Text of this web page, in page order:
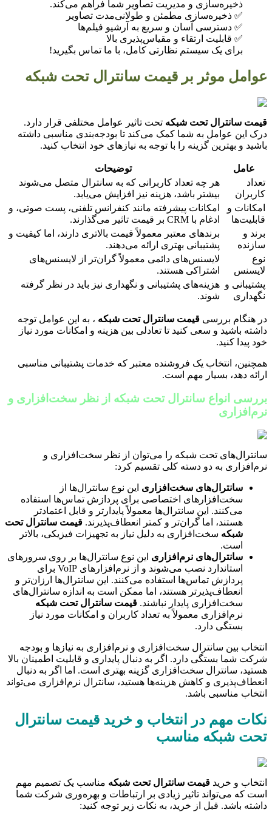
ذخیره‌سازی و مدیریت تصاویر شما فراهم می‌کند.
✅ ذخیره‌سازی مطمئن و طولانی‌مدت تصاویر
✅ دسترسی آسان و سریع به آرشیو فیلم‌ها
✅ قابلیت ارتقاء و مقیاس‌پذیری بالا
برای یک سیستم نظارتی کامل، با ما تماس بگیرید!
عوامل موثر بر قیمت سانترال تحت شبکه
قیمت سانترال تحت شبکه تحت تاثیر عوامل مختلفی قرار دارد.
درک این عوامل به شما کمک می‌کند تا بودجه‌بندی مناسبی داشته
باشید و بهترین گزینه را با توجه به نیازهای خود انتخاب کنید.
عامل
توضیحات
تعداد
کاربران
هر چه تعداد کاربرانی که به سانترال متصل می‌شوند
بیشتر باشد، هزینه نیز افزایش می‌یابد.
امکانات و
قابلیت‌ها
امکانات پیشرفته مانند کنفرانس تلفنی، پست صوتی، و
ادغام با CRM بر قیمت تاثیر می‌گذارند.
برند و
سازنده
برندهای معتبر معمولاً قیمت بالاتری دارند، اما کیفیت و
پشتیبانی بهتری ارائه می‌دهند.
نوع
لایسنس
لایسنس‌های دائمی معمولاً گران‌تر از لایسنس‌های
اشتراکی هستند.
پشتیبانی و
نگهداری
هزینه‌های پشتیبانی و نگهداری نیز باید در نظر گرفته
شوند.
در هنگام بررسی قیمت سانترال تحت شبکه ، به این عوامل توجه
داشته باشید و سعی کنید تا تعادلی بین هزینه و امکانات مورد نیاز
خود پیدا کنید.
همچنین، انتخاب یک فروشنده معتبر که خدمات پشتیبانی مناسبی
ارائه دهد، بسیار مهم است.
بررسی انواع سانترال تحت شبکه از نظر سخت‌افزاری و
نرم‌افزاری
سانترال‌های تحت شبکه را می‌توان از نظر سخت‌افزاری و
نرم‌افزاری به دو دسته کلی تقسیم کرد:
سانترال‌های سخت‌افزاری این نوع سانترال‌ها از
سخت‌افزارهای اختصاصی برای پردازش تماس‌ها استفاده
می‌کنند. این سانترال‌ها معمولاً پایدارتر و قابل اعتمادتر
هستند، اما گران‌تر و کمتر انعطاف‌پذیرند. قیمت سانترال تحت
شبکه سخت‌افزاری به دلیل نیاز به تجهیزات فیزیکی، بالاتر
است.
سانترال‌های نرم‌افزاری این نوع سانترال‌ها بر روی سرورهای
استاندارد نصب می‌شوند و از نرم‌افزارهای VoIP برای
پردازش تماس‌ها استفاده می‌کنند. این سانترال‌ها ارزان‌تر و
انعطاف‌پذیرتر هستند، اما ممکن است به اندازه سانترال‌های
سخت‌افزاری پایدار نباشند. قیمت سانترال تحت شبکه
نرم‌افزاری معمولاً به تعداد کاربران و امکانات مورد نیاز
بستگی دارد.
انتخاب بین سانترال سخت‌افزاری و نرم‌افزاری به نیازها و بودجه
شرکت شما بستگی دارد. اگر به دنبال پایداری و قابلیت اطمینان بالا
هستید، سانترال سخت‌افزاری گزینه بهتری است. اما اگر به دنبال
انعطاف‌پذیری و کاهش هزینه‌ها هستید، سانترال نرم‌افزاری می‌تواند
انتخاب مناسبی باشد.
نکات مهم در انتخاب و خرید قیمت سانترال
تحت شبکه مناسب
انتخاب و خرید قیمت سانترال تحت شبکه مناسب یک تصمیم مهم
است که می‌تواند تاثیر زیادی بر ارتباطات و بهره‌وری شرکت شما
داشته باشد. قبل از خرید، به نکات زیر توجه کنید: